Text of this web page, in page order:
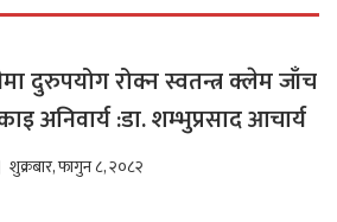
दुरुपयोग रोक्न स्वतन्त्र क्लेम जाँच
अनिवार्य :डा. शम्भुप्रसाद आचार्य
शुक्रबार, फागुन ८, २०८२